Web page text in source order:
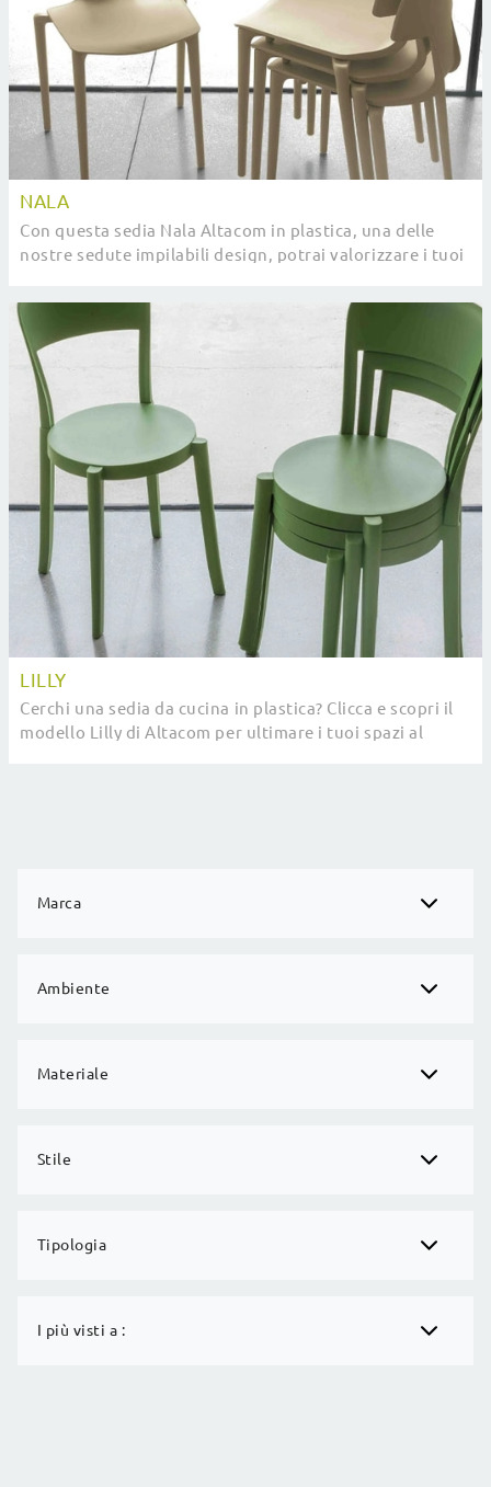
Marca
Ambiente
Materiale
Stile
Tipologia
I più visti a :
NALA
Con questa sedia Nala Altacom in plastica, una delle
nostre sedute impilabili design, potrai valorizzare i tuoi
LILLY
Cerchi una sedia da cucina in plastica? Clicca e scopri il
modello Lilly di Altacom per ultimare i tuoi spazi al